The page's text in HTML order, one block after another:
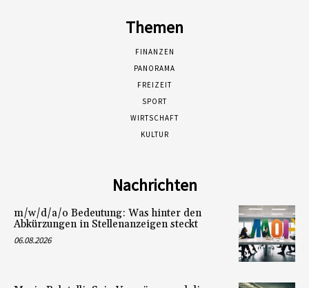
Themen
FINANZEN
PANORAMA
FREIZEIT
SPORT
WIRTSCHAFT
KULTUR
Nachrichten
m/w/d/a/o Bedeutung: Was hinter den
Abkürzungen in Stellenanzeigen steckt
06.08.2026